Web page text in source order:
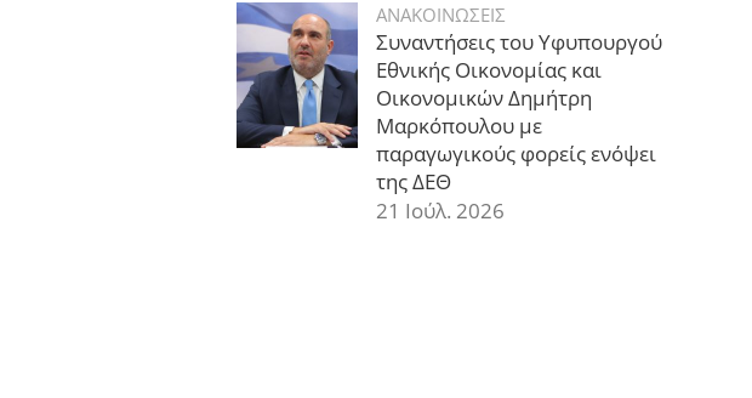
ΑΝΑΚΟΙΝΩΣΕΙΣ
Συναντήσεις του Υφυπουργού
Εθνικής Οικονομίας και
Οικονομικών Δημήτρη
Μαρκόπουλου με
παραγωγικούς φορείς ενόψει
της ΔΕΘ
21 Ιούλ. 2026